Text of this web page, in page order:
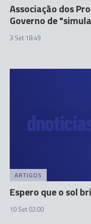
Associação dos
Governo de
3 Set 18:49
ARTIGOS
Espero que o sol
10 Set 02:00